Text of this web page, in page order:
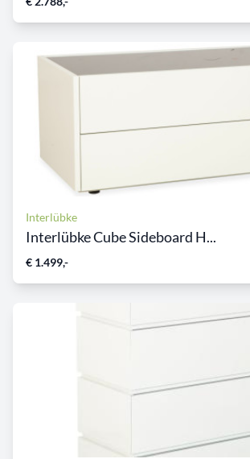
Interlübke
Interlübke Cube Sideboard H...
€ 1.499,-